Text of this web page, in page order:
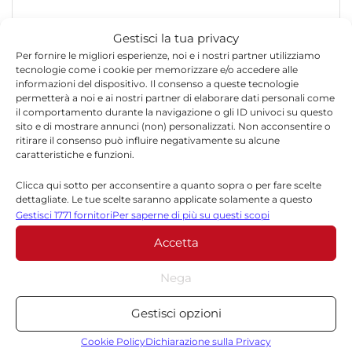
Gestisci la tua privacy
Per fornire le migliori esperienze, noi e i nostri partner utilizziamo
tecnologie come i cookie per memorizzare e/o accedere alle
informazioni del dispositivo. Il consenso a queste tecnologie
permetterà a noi e ai nostri partner di elaborare dati personali come
il comportamento durante la navigazione o gli ID univoci su questo
sito e di mostrare annunci (non) personalizzati. Non acconsentire o
ritirare il consenso può influire negativamente su alcune
caratteristiche e funzioni.
Clicca qui sotto per acconsentire a quanto sopra o per fare scelte
dettagliate. Le tue scelte saranno applicate solamente a questo
sito. È possibile modificare le impostazioni in qualsiasi momento,
compreso il ritiro del consenso, utilizzando i pulsanti della Cookie
Policy o cliccando sul pulsante di gestione del consenso nella parte
inferiore dello schermo.
Statistiche
Archiviare informazioni su dispositivo e/o accedervi, Misurare le
prestazioni degli annunci, Misurare le prestazioni dei contenuti,
Gestisci 1771 fornitoriPer saperne di più su questi scopi
Accetta
Nega
Gestisci opzioni
Cookie PolicyDichiarazione sulla Privacy
Nome*